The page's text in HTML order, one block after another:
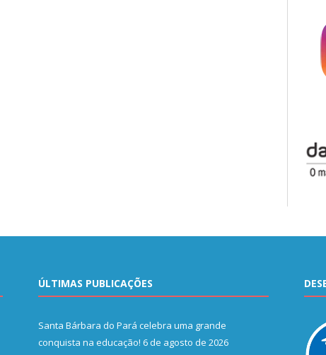
ÚLTIMAS PUBLICAÇÕES
Santa Bárbara do Pará celebra uma grande
conquista na educação! 6 de agosto de 2026